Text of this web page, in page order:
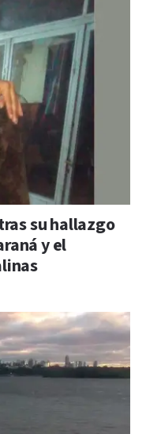
su hallazgo
y el